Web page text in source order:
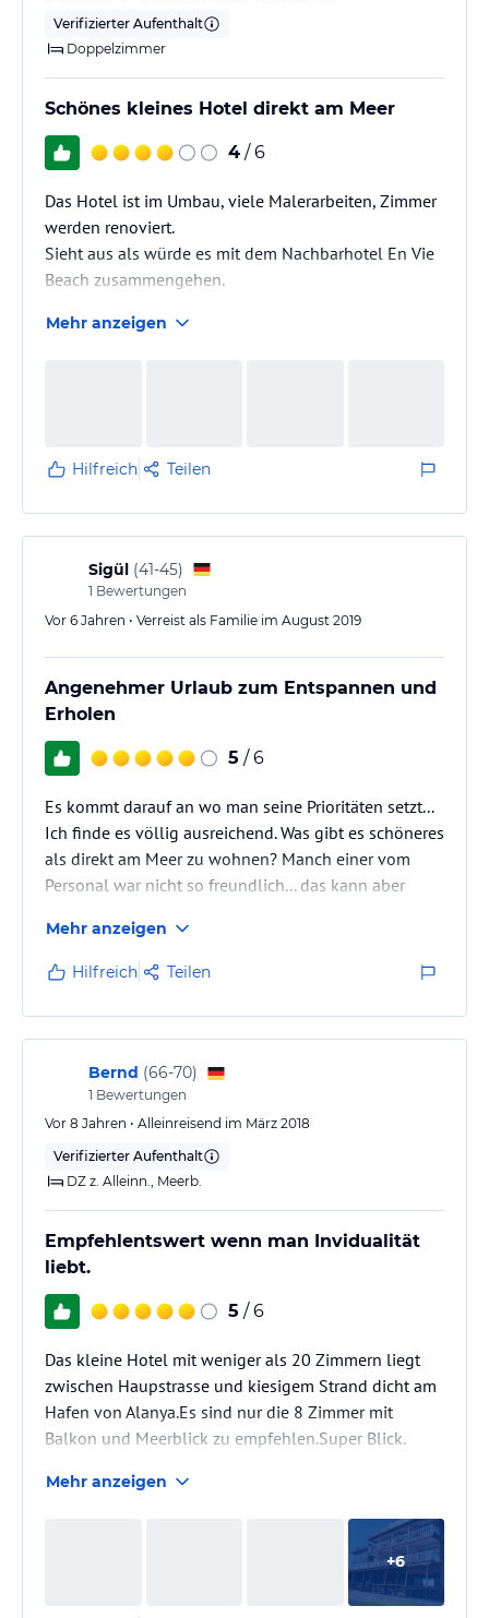
Verifizierter Aufenthalt
Doppelzimmer
Schönes kleines Hotel direkt am Meer
4 / 6
Das Hotel ist im Umbau, viele Malerarbeiten, Zimmer
werden renoviert.
Sieht aus als würde es mit dem Nachbarhotel En Vie
Beach zusammengehen.
Für uns als Gruppe aber sehr gut.
welche gefunden.
Mehr anzeigen
Hilfreich Teilen
Sigül (41-45)
1 Bewertungen
Vor 6 Jahren • Verreist als Familie im August 2019
Angenehmer Urlaub zum Entspannen und
Erholen
5 / 6
Es kommt darauf an wo man seine Prioritäten setzt...
Ich finde es völlig ausreichend. Was gibt es schöneres
als direkt am Meer zu wohnen? Manch einer vom
Personal war nicht so freundlich... das kann aber
Ich würde wieder hier Urlaub machen.
Mehr anzeigen
Hilfreich Teilen
Bernd (66-70)
1 Bewertungen
Vor 8 Jahren • Alleinreisend im März 2018
Verifizierter Aufenthalt
DZ z. Alleinn., Meerb.
Empfehlentswert wenn man Invidualität
liebt.
5 / 6
Das kleine Hotel mit weniger als 20 Zimmern liegt
zwischen Haupstrasse und kiesigem Strand dicht am
Hafen von Alanya.Es sind nur die 8 Zimmer mit
Balkon und Meerblick zu empfehlen.Super Blick.
eimal die Woche.Frühstück war in Ordnung aber
jeden Tag das gleiche.Im einfachen zur Strassenseite
liegendes Restaurant servierte man mir leckere
türkische Spezialitäten nach meinen Wünschen.
Mehr anzeigen
+6